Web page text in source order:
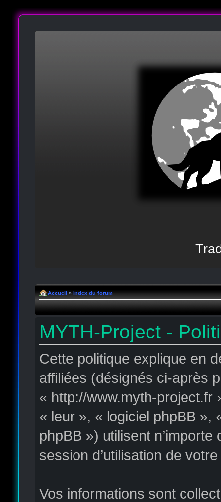
Accueil » Index du forum
MYTH-Project -
Cette politique explique en
affiliées (désignés ci-après
« http://www.myth-project.fr
« leur », « logiciel phpBB »,
phpBB ») utilisent
session d’utilisation de
Vos informations sont